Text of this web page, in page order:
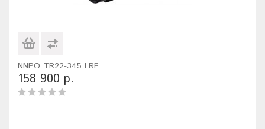
NNPO TR22-345 LRF
158 900 р.